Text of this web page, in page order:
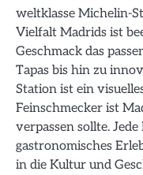
weltklasse Michelin-
Vielfalt Madrids ist
Geschmack das
Tapas bis hin zu
Station ist ein
Feinschmecker ist
verpassen sollte.
gastronomisches
in die Kultur und